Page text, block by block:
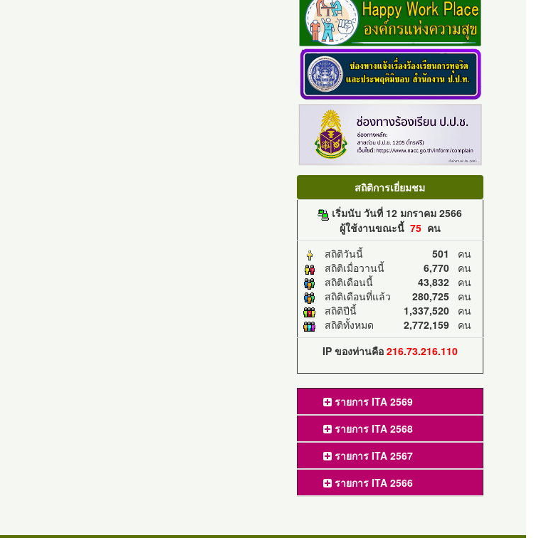
สถิติการเยี่ยมชม
เริ่มนับ วันที่ 12 มกราคม 2566
ผู้ใช้งานขณะนี้ 75คน
สถิติวันนี้
501 คน
สถิติเมื่อวานนี้
6,770คน
สถิติเดือนนี้
43,832คน
สถิติเดือนที่แล้ว
280,725คน
สถิติปีนี้
1,337,520คน
สถิติทั้งหมด
2,772,159คน
IP ของท่านคือ 216.73.216.110
รายการ ITA 2569
รายการ ITA 2568
รายการ ITA 2567
รายการ ITA 2566